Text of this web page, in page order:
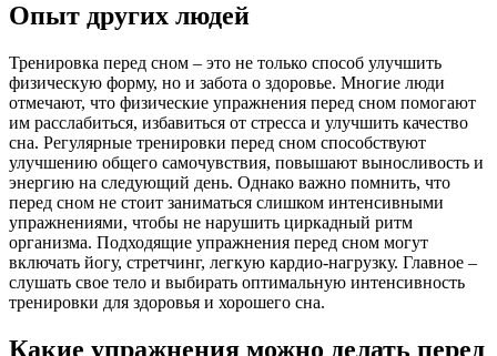
Опыт других людей
Тренировка перед сном – это не только способ улучшить
физическую форму, но и забота о здоровье. Многие люди
отмечают, что физические упражнения перед сном помогают
им расслабиться, избавиться от стресса и улучшить качество
сна. Регулярные тренировки перед сном способствуют
улучшению общего самочувствия, повышают выносливость и
энергию на следующий день. Однако важно помнить, что
перед сном не стоит заниматься слишком интенсивными
упражнениями, чтобы не нарушить циркадный ритм
организма. Подходящие упражнения перед сном могут
включать йогу, стретчинг, легкую кардио-нагрузку. Главное –
слушать свое тело и выбирать оптимальную интенсивность
тренировки для здоровья и хорошего сна.
Какие упражнения можно делать перед